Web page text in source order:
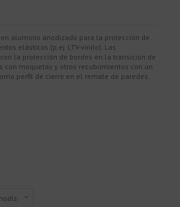
aluminio anodizado para la protección de
elásticos (p.ej. LTV-vinilo). Las
la protección de bordes en la transición de
con moquetas y otros recubrimientos con un
perfil de cierre en el remate de paredes.